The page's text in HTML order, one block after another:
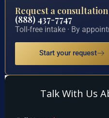
Request a consultation
(888) 437-7747
Toll-free intake · By
Start your request